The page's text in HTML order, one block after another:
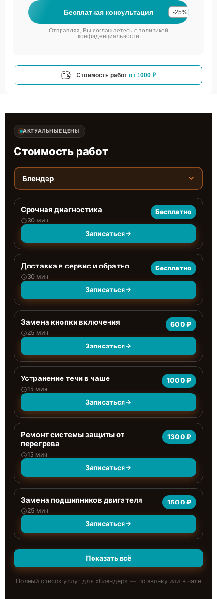
Бесплатная консультация -25%
Отправляя, Вы соглашаетесь с политикой
конфиденциальности
Стоимость работ от 1000 ₽
АКТУАЛЬНЫЕ ЦЕНЫ
Стоимость работ
Блендер
Срочная диагностика
30 мин
Бесплатно
Записаться
Доставка в сервис и обратно
30 мин
Бесплатно
Записаться
Замена кнопки включения
25 мин
600 ₽
Записаться
Устранение течи в чаше
15 мин
1000 ₽
Записаться
Ремонт системы защиты от
перегрева
15 мин
1300 ₽
Записаться
Замена подшипников двигателя
25 мин
1500 ₽
Записаться
Показать всё
Полный список услуг для «Блендер» — по звонку или в чате